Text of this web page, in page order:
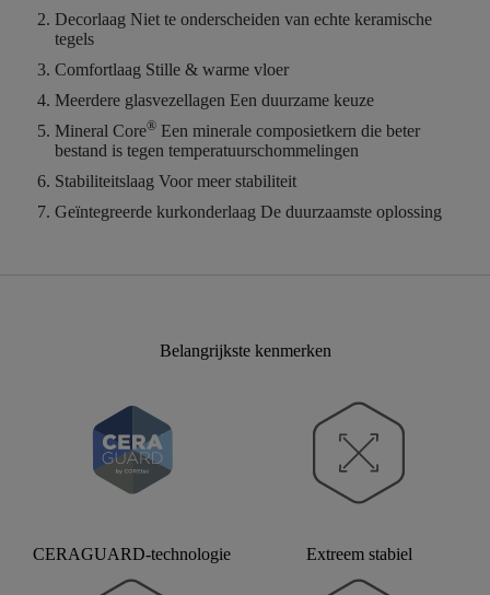
Decorlaag Niet te onderscheiden van echte keramische
tegels
Comfortlaag Stille & warme vloer
Meerdere glasvezellagen Een duurzame keuze
Mineral Core® Een minerale composietkern die beter
bestand is tegen temperatuurschommelingen
Stabiliteitslaag Voor meer stabiliteit
Geïntegreerde kurkonderlaag De duurzaamste oplossing
Belangrijkste kenmerken
CERAGUARD-technologie Extreem stabiel